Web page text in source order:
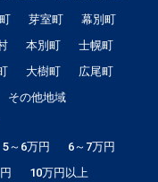
芽室町
幕別町
本別町
士幌町
大樹町
広尾町
その他地域
5～6万円
6～7万円
10万円以上